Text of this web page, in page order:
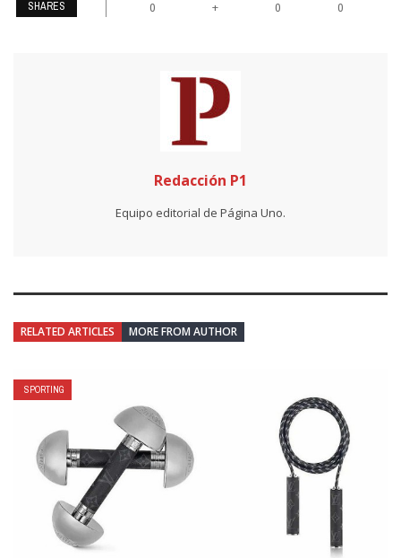
SHARES 0 + 0 0
Redacción P1
Equipo editorial de Página Uno.
RELATED ARTICLES MORE FROM AUTHOR
SPORTING